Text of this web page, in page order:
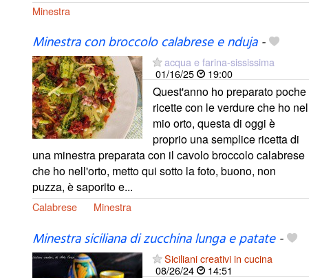
Minestra
Minestra con broccolo calabrese e nduja-
acqua e farina-sississima
01/16/25
19:00
Quest'anno ho preparato poche
ricette con le verdure che ho nel
mio orto, questa di oggi è
proprio una semplice ricetta di
una minestra preparata con il cavolo broccolo calabrese
che ho nell'orto, metto qui sotto la foto, buono, non
puzza, è saporito e...
Calabrese Minestra
Minestra siciliana di zucchina lunga e patate-
Siciliani creativi in cucina
08/26/24
14:51